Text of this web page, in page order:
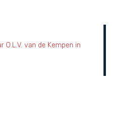
O.L.V. van de Kempen in